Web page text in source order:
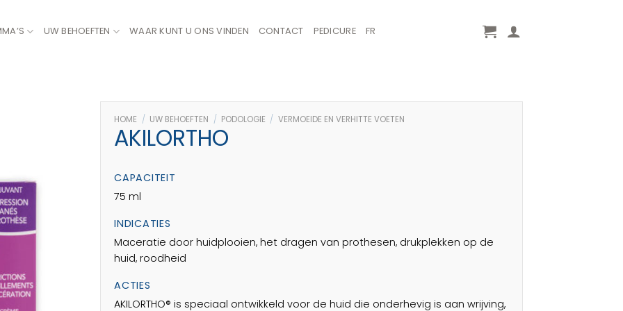
UW BEHOEFTEN WAAR KUNT U ONS VINDEN CONTACT PEDICURE FR
HOME / UW BEHOEFTEN / PODOLOGIE / VERMOEIDE EN VERHITTE VOETEN
AKILORTHO
CAPACITEIT
75 ml
INDICATIES
Maceratie door huidplooien, het dragen van prothesen, drukplekken op de
huid, roodheid
ACTIES
AKILORTHO® is speciaal ontwikkeld voor de huid die onderhevig is aan wrijving,